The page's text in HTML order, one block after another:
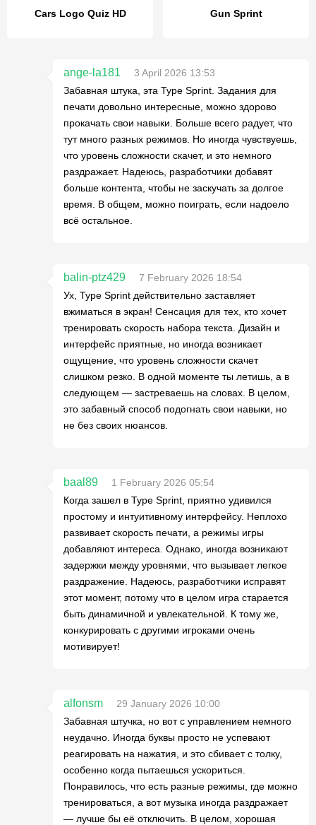
Cars Logo Quiz HD Gun Sprint
ange-la181
3 April 2026 13:53
Забавная штука, эта Type Sprint. Задания для
печати довольно интересные, можно здорово
прокачать свои навыки. Больше всего радует, что
тут много разных режимов. Но иногда чувствуешь,
что уровень сложности скачет, и это немного
раздражает. Надеюсь, разработчики добавят
больше контента, чтобы не заскучать за долгое
время. В общем, можно поиграть, если надоело
всё остальное.
balin-ptz429
7 February 2026 18:54
Ух, Type Sprint действительно заставляет
вжиматься в экран! Сенсация для тех, кто хочет
тренировать скорость набора текста. Дизайн и
интерфейс приятные, но иногда возникает
ощущение, что уровень сложности скачет
слишком резко. В одной моменте ты летишь, а в
следующем — застреваешь на словах. В целом,
это забавный способ подогнать свои навыки, но
не без своих нюансов.
baal89
1 February 2026 05:54
Когда зашел в Type Sprint, приятно удивился
простому и интуитивному интерфейсу. Неплохо
развивает скорость печати, а режимы игры
добавляют интереса. Однако, иногда возникают
задержки между уровнями, что вызывает легкое
раздражение. Надеюсь, разработчики исправят
этот момент, потому что в целом игра старается
быть динамичной и увлекательной. К тому же,
конкурировать с другими игроками очень
мотивирует!
alfonsm
29 January 2026 10:00
Забавная штучка, но вот с управлением немного
неудачно. Иногда буквы просто не успевают
реагировать на нажатия, и это сбивает с толку,
особенно когда пытаешься ускориться.
Понравилось, что есть разные режимы, где можно
тренироваться, а вот музыка иногда раздражает
— лучше бы её отключить. В целом, хорошая